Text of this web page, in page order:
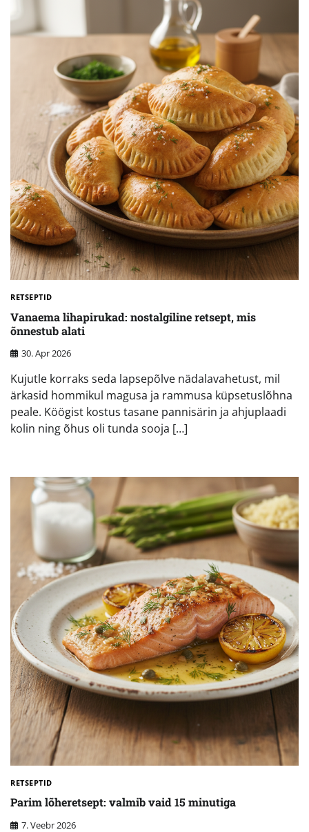
RETSEPTID
Vanaema lihapirukad: nostalgiline retsept, mis
õnnestub alati
30. Apr 2026
Kujutle korraks seda lapsepõlve nädalavahetust, mil
ärkasid hommikul magusa ja rammusa küpsetuslõhna
peale. Köögist kostus tasane pannisärin ja ahjuplaadi
kolin ning õhus oli tunda sooja […]
RETSEPTID
Parim lõheretsept: valmib vaid 15 minutiga
7. Veebr 2026